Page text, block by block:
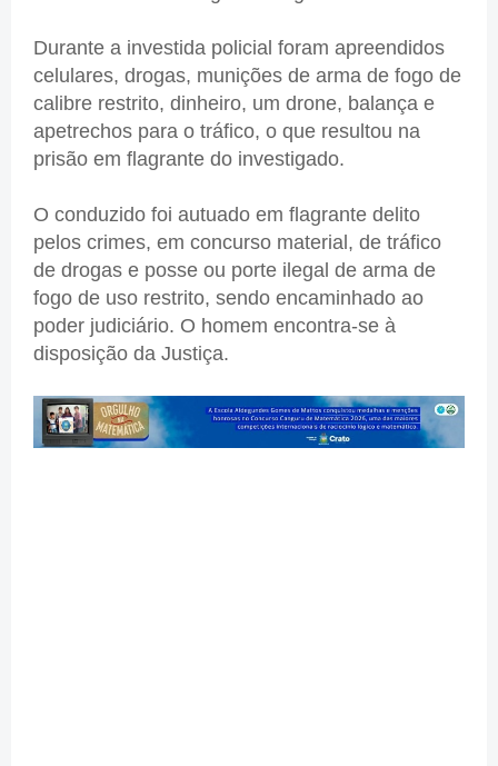
Durante a investida policial foram apreendidos
celulares, drogas, munições de arma de fogo de
calibre restrito, dinheiro, um drone, balança e
apetrechos para o tráfico, o que resultou na
prisão em flagrante do investigado.
O conduzido foi autuado em flagrante delito
pelos crimes, em concurso material, de tráfico
de drogas e posse ou porte ilegal de arma de
fogo de uso restrito, sendo encaminhado ao
poder judiciário. O homem encontra-se à
disposição da Justiça.